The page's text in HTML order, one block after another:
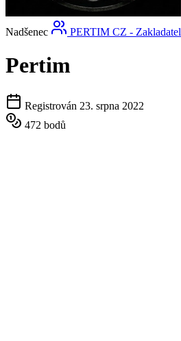
Nadšenec PERTIM CZ - Zakladatel
Pertim
Registrován 23. srpna 2022
472 bodů